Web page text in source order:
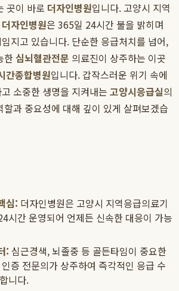
곳이 바로 더자인병원입니다. 고양시 지역
더자인병원은 365일 24시간 불을 밝히며
지고 있습니다. 단순한 응급처치를 넘어,
한심뇌혈관전문 의료진이 상주하는 이곳
간종합병원입니다. 갑작스러운 위기 속에
소중한 생명을 지켜내는 고양시응급실의
과 중요성에 대해 깊이 있게 살펴보겠습
심: 더자인병원은 고양시 지역응급의료기
시간 운영되어 언제든 신속한 대응이 가능
: 심근경색, 뇌졸중 등 골든타임이 중요한
증 전문의가 상주하여 즉각적인 응급 수
니다.